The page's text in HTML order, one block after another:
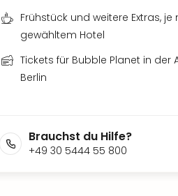
Frühstück und weitere Extras, je
gewähltem Hotel
Tickets für Bubble Planet in der
Berlin
Brauchst du Hilfe?
+49 30 5444 55 800